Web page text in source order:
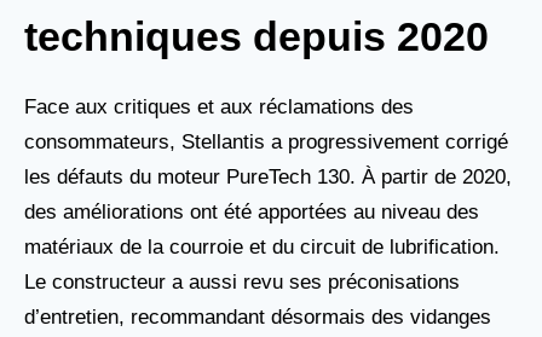
techniques depuis 2020
Face aux critiques et aux réclamations des
consommateurs, Stellantis a progressivement corrigé
les défauts du moteur PureTech 130. À partir de 2020,
des améliorations ont été apportées au niveau des
matériaux de la courroie et du circuit de lubrification.
Le constructeur a aussi revu ses préconisations
d’entretien, recommandant désormais des vidanges